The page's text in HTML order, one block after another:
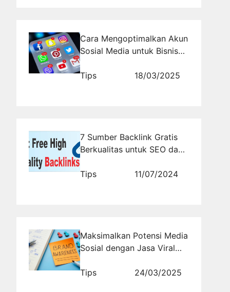
Cara Mengoptimalkan Akun
Sosial Media untuk Bisnis
Tips
18/03/2025
7 Sumber Backlink Gratis
Berkualitas untuk SEO dan
Tips
11/07/2024
Maksimalkan Potensi Media
Sosial dengan Jasa Viral
Tips
24/03/2025